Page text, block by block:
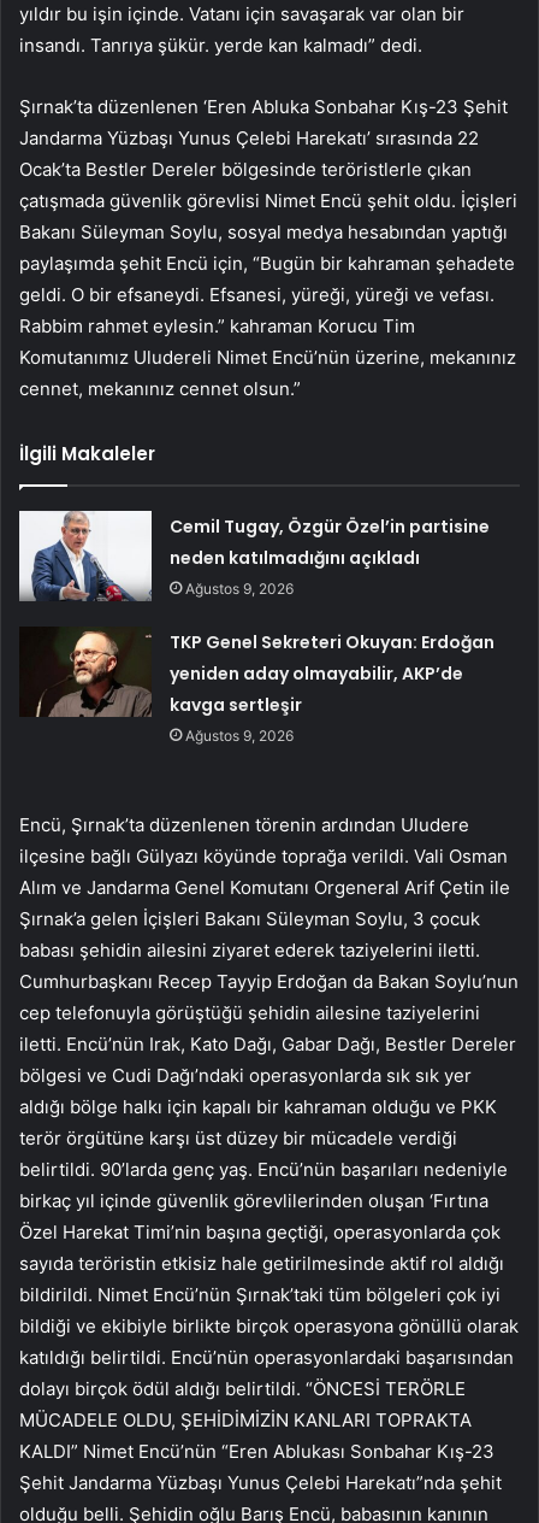
yıldır bu işin içinde. Vatanı için savaşarak var olan bir
insandı. Tanrıya şükür. yerde kan kalmadı” dedi.
Şırnak’ta düzenlenen ‘Eren Abluka Sonbahar Kış-23 Şehit
Jandarma Yüzbaşı Yunus Çelebi Harekatı’ sırasında 22
Ocak’ta Bestler Dereler bölgesinde teröristlerle çıkan
çatışmada güvenlik görevlisi Nimet Encü şehit oldu. İçişleri
Bakanı Süleyman Soylu, sosyal medya hesabından yaptığı
paylaşımda şehit Encü için, “Bugün bir kahraman şehadete
geldi. O bir efsaneydi. Efsanesi, yüreği, yüreği ve vefası.
Rabbim rahmet eylesin.” kahraman Korucu Tim
Komutanımız Uludereli Nimet Encü’nün üzerine, mekanınız
cennet, mekanınız cennet olsun.”
İlgili Makaleler
Cemil Tugay, Özgür Özel’in partisine
neden katılmadığını açıkladı
Ağustos 9, 2026
TKP Genel Sekreteri Okuyan: Erdoğan
yeniden aday olmayabilir, AKP’de
kavga sertleşir
Ağustos 9, 2026
Encü, Şırnak’ta düzenlenen törenin ardından Uludere
ilçesine bağlı Gülyazı köyünde toprağa verildi. Vali Osman
Alım ve Jandarma Genel Komutanı Orgeneral Arif Çetin ile
Şırnak’a gelen İçişleri Bakanı Süleyman Soylu, 3 çocuk
babası şehidin ailesini ziyaret ederek taziyelerini iletti.
Cumhurbaşkanı Recep Tayyip Erdoğan da Bakan Soylu’nun
cep telefonuyla görüştüğü şehidin ailesine taziyelerini
iletti. Encü’nün Irak, Kato Dağı, Gabar Dağı, Bestler Dereler
bölgesi ve Cudi Dağı’ndaki operasyonlarda sık sık yer
aldığı bölge halkı için kapalı bir kahraman olduğu ve PKK
terör örgütüne karşı üst düzey bir mücadele verdiği
belirtildi. 90’larda genç yaş. Encü’nün başarıları nedeniyle
birkaç yıl içinde güvenlik görevlilerinden oluşan ‘Fırtına
Özel Harekat Timi’nin başına geçtiği, operasyonlarda çok
sayıda teröristin etkisiz hale getirilmesinde aktif rol aldığı
bildirildi. Nimet Encü’nün Şırnak’taki tüm bölgeleri çok iyi
bildiği ve ekibiyle birlikte birçok operasyona gönüllü olarak
katıldığı belirtildi. Encü’nün operasyonlardaki başarısından
dolayı birçok ödül aldığı belirtildi. “ÖNCESİ TERÖRLE
MÜCADELE OLDU, ŞEHİDİMİZİN KANLARI TOPRAKTA
KALDI” Nimet Encü’nün “Eren Ablukası Sonbahar Kış-23
Şehit Jandarma Yüzbaşı Yunus Çelebi Harekatı”nda şehit
olduğu belli. Şehidin oğlu Barış Encü, babasının kanının